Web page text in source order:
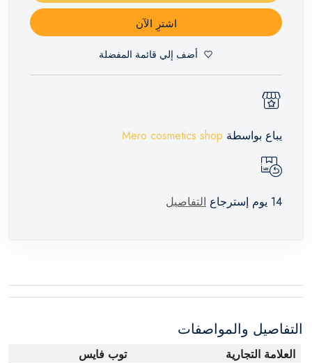
اشترِ الآن
أضف إلي قائمة المفضلة
يباع بواسطة Mero cosmetics shop
14 يوم إسترجاع التفاصيل
التفاصيل والمواصفات
العلامة التجارية
توب فايس